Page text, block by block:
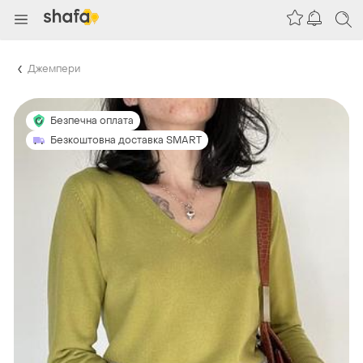
Джемпери
Безпечна оплата
Безкоштовна доставка SMART